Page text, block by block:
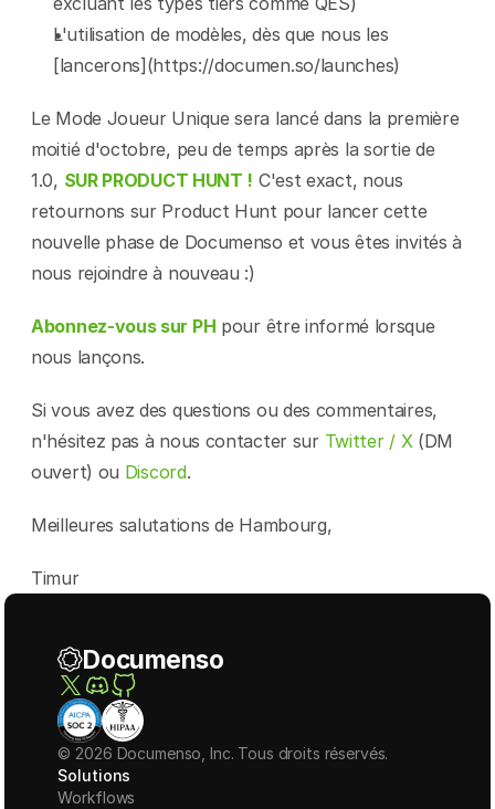
L'utilisation de modèles, dès que nous les
[lancerons](https://documen.so/launches)
Le Mode Joueur Unique sera lancé dans la première
moitié d'octobre, peu de temps après la sortie de
1.0, SUR PRODUCT HUNT ! C'est exact, nous
retournons sur Product Hunt pour lancer cette
nouvelle phase de Documenso et vous êtes invités à
nous rejoindre à nouveau :)
Abonnez-vous sur PH pour être informé lorsque
nous lançons.
Si vous avez des questions ou des commentaires,
n'hésitez pas à nous contacter sur Twitter / X (DM
ouvert) ou Discord.
Meilleures salutations de Hambourg,
Timur
Documenso
© 2026 Documenso, Inc. Tous droits réservés.
Solutions
Workflows